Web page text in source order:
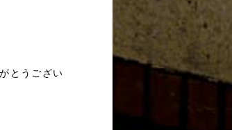
とうござい